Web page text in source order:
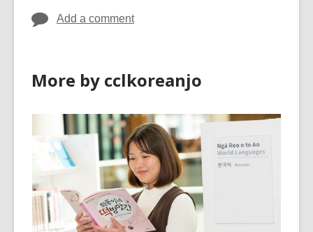
Add a comment
More by cclkoreanjo